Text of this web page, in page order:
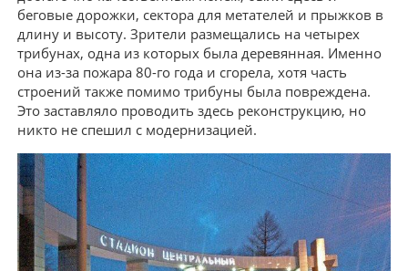
беговые дорожки, сектора для метателей и прыжков в
длину и высоту. Зрители размещались на четырех
трибунах, одна из которых была деревянная. Именно
она из-за пожара 80-го года и сгорела, хотя часть
строений также помимо трибуны была повреждена.
Это заставляло проводить здесь реконструкцию, но
никто не спешил с модернизацией.